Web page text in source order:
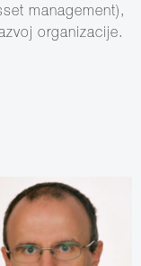
management),
organizacije.